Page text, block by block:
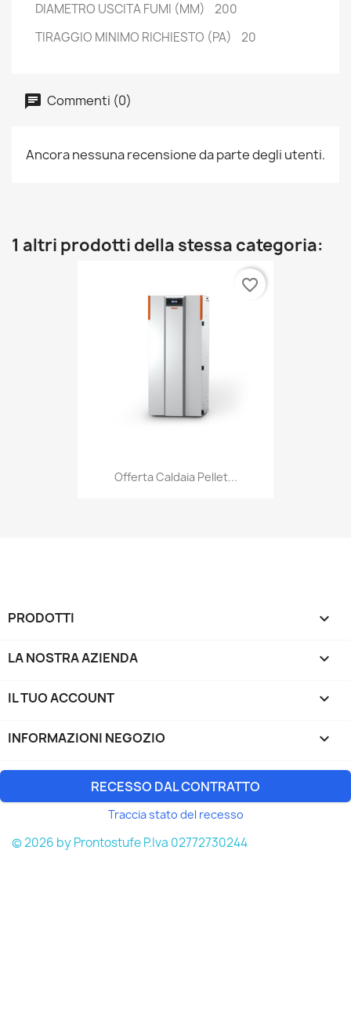
DIAMETRO USCITA FUMI (MM) 200
TIRAGGIO MINIMO RICHIESTO (PA) 20
Commenti (0)
Ancora nessuna recensione da parte degli utenti.
1 altri prodotti della stessa categoria:
Offerta Caldaia Pellet...
favorite_border
PRODOTTI 
LA NOSTRA AZIENDA 
IL TUO ACCOUNT 
INFORMAZIONI NEGOZIO keyboard_arrow_down
RECESSO DAL CONTRATTO
Traccia stato del recesso
© 2026 by Prontostufe P.Iva 02772730244